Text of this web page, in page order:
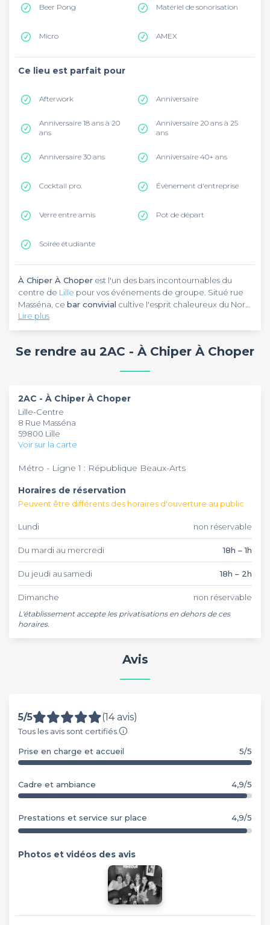
Beer Pong Matériel de sonorisation
Micro AMEX
Ce lieu est parfait pour
Afterwork Anniversaire
Anniversaire 18 ans à 20
ans
Anniversaire 20 ans à 25
ans
Anniversaire 30 ans Anniversaire 40+ ans
Cocktail pro. Évènement d'entreprise
Verre entre amis Pot de départ
Soirée étudiante
À Chiper À Choper est l'un des bars incontournables du
centre de Lille pour vos événements de groupe. Situé rue
Masséna, ce bar convivial cultive l'esprit chaleureux du Nord
dans un cadre décontracté parfait pour vos afterworks et
soirées entre amis.
À Chiper À Choperpropose un espace accueillant où la
organiser vos pots de départ, anniversaires ou retrouvailles
ambiance conviviale, ce bar lillois est l'endroit parfait pour
rassembler vos collègues ou amis autour d'un verre dans
une atmosphère chaleureuse.
Lire plus
Se rendre au 2AC - À Chiper À Choper
2AC - À Chiper À Choper
Lille-Centre
8 Rue Masséna
59800 Lille
Voir sur la carte
Métro - Ligne 1 : République Beaux-Arts
Horaires de réservation
Peuvent être différents des horaires d'ouverture au public
Lundi non réservable
Du mardi au mercredi 18h – 1h
Du jeudi au samedi 18h – 2h
Dimanche non réservable
L'établissement accepte les privatisations en dehors de ces
horaires.
Avis
5/5 (14 avis)
Tous les avis sont certifiés.
Prise en charge et accueil 5/5
Cadre et ambiance 4,9/5
Prestations et service sur place 4,9/5
Photos et vidéos des avis